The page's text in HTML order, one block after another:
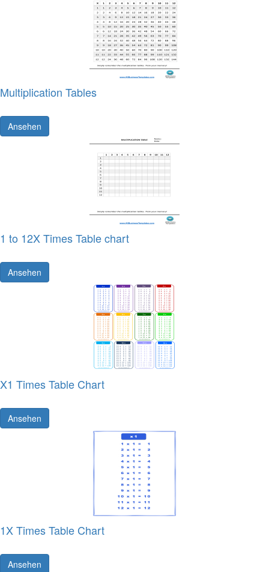
Multiplication Tables
Ansehen
1 to 12X Times Table chart
Ansehen
X1 Times Table Chart
Ansehen
1X Times Table Chart
Ansehen